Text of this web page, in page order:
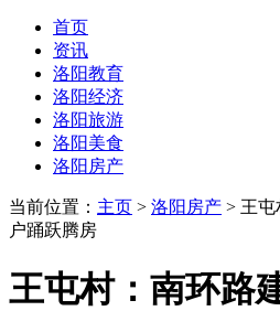
首页
资讯
洛阳教育
洛阳经济
洛阳旅游
洛阳美食
洛阳房产
当前位置： 主页 > 洛阳房产 > 王
户踊跃腾房
王屯村：南环路